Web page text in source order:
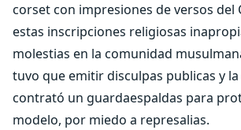
corset con impresiones de versos del
estas inscripciones religiosas
molestias en la comunidad
tuvo que emitir disculpas publicas y la
contrató un guardaespaldas para
modelo, por miedo a represalias.